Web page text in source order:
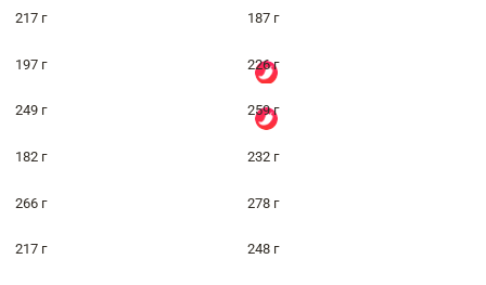
217 г 187 г
197 г 226 г
249 г 259 г
182 г 232 г
266 г 278 г
217 г 248 г